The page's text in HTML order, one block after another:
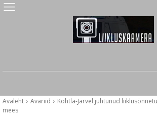
Avaleht Avariid
Kohtla-Järvel juhtunud
mees